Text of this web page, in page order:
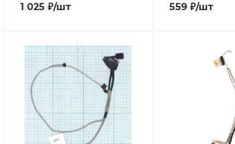
1 025 ₽/шт 559₽/шт